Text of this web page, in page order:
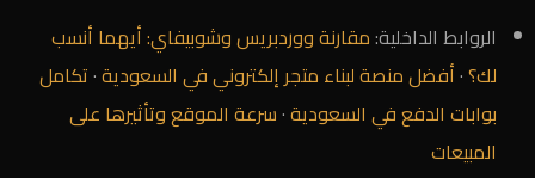
الروابط الداخلية:مقارنة ووردبريس وشوبيفاي: أيهما أنسب
لك؟·أفضل منصة لبناء متجر إلكتروني في السعودية·تكامل
بوابات الدفع في السعودية·سرعة الموقع وتأثيرها على
المبيعات